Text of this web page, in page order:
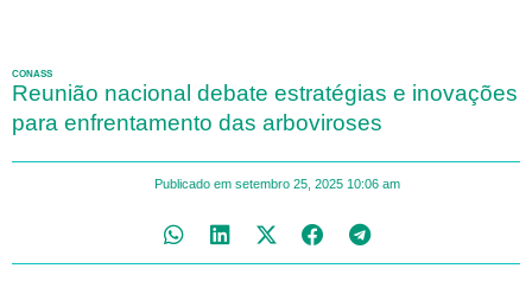
CONASS
Reunião nacional debate estratégias e inovações
para enfrentamento das arboviroses
Publicado em setembro 25, 2025 10:06 am